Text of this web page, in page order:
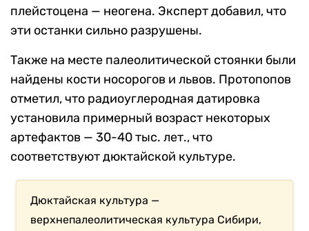
плейстоцена — неогена. Эксперт добавил, что
эти останки сильно разрушены.
Также на месте палеолитической стоянки были
найдены кости носорогов и львов. Протопопов
отметил, что радиоуглеродная датировка
установила примерный возраст некоторых
артефактов — 30-40 тыс. лет., что
соответствуют дюктайской культуре.
Дюктайская культура —
верхнепалеолитическая культура Сибири,